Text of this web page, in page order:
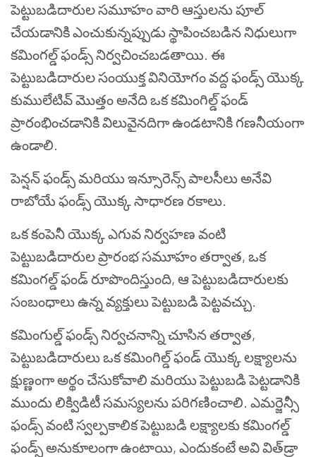
పెట్టుబడిదారుల సమూహం వారి ఆస్తులను పూల్
చేయడానికి ఎంచుకున్నప్పుడు స్థాపించబడిన నిధులుగా
కమింగల్డ్ ఫండ్స్ నిర్వచించబడతాయి. ఈ
పెట్టుబడిదారుల సంయుక్త వినియోగం వద్ద ఫండ్స్ యొక్క
కుములేటివ్ మొత్తం అనేది ఒక కమింగిల్డ్ ఫండ్
ప్రారంభించడానికి విలువైనదిగా ఉండటానికి గణనీయంగా
ఉండాలి.
పెన్షన్ ఫండ్స్ మరియు ఇన్సూరెన్స్ పాలసీలు అనేవి
రాబోయే ఫండ్స్ యొక్క సాధారణ రకాలు.
ఒక కంపెనీ యొక్క ఎగువ నిర్వహణ వంటి
పెట్టుబడిదారుల ప్రారంభ సమూహం తర్వాత, ఒక
కమింగల్డ్ ఫండ్ రూపొందిస్తుంది, ఆ పెట్టుబడిదారులకు
సంబంధాలు ఉన్న వ్యక్తులు పెట్టుబడి పెట్టవచ్చు.
కమింగుల్డ్ ఫండ్స్ నిర్వచనాన్ని చూసిన తర్వాత,
పెట్టుబడిదారులు ఒక కమింగిల్డ్ ఫండ్ యొక్క లక్ష్యాలను
క్షుణ్ణంగా అర్థం చేసుకోవాలి మరియు పెట్టుబడి పెట్టడానికి
ముందు లిక్విడిటీ సమస్యలను పరిగణించాలి. ఎమర్జెన్సీ
ఫండ్స్ వంటి స్వల్పకాలిక పెట్టుబడి లక్ష్యాలకు కమింగల్డ్
ఫండ్స్ అనుకూలంగా ఉంటాయి, ఎందుకంటే అవి విత్‍డ్రా